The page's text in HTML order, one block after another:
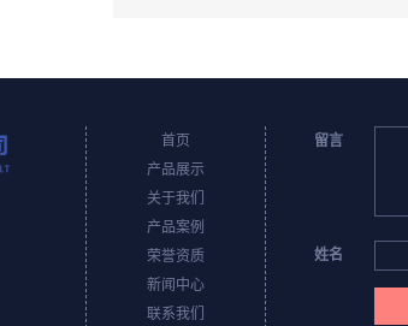
首页
产品展示
关于我们
产品案例
荣誉资质
新闻中心
联系我们
留言
姓名